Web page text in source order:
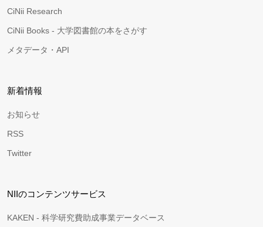
CiNii Research
CiNii Books - 大学図書館の本をさがす
メタデータ・API
新着情報
お知らせ
RSS
Twitter
NIIのコンテンツサービス
KAKEN - 科学研究費助成事業データベース